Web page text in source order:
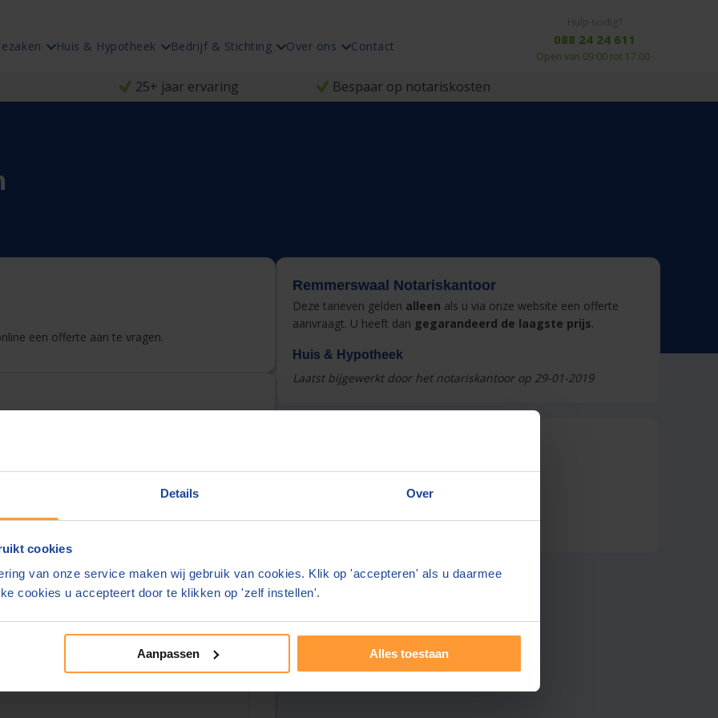
Details Over
cookies
van onze service maken wij gebruik van cookies. Klik op 'accepteren' als u daarmee
cookies u accepteert door te klikken op 'zelf instellen'.
Aanpassen Alles toestaan
Huis & Hypotheek Bedrijf & Stichting Over ons Contact 088 24 24 611
Open van 09:00 tot 17:00
25+ jaar ervaring Bespaar op notariskosten
Remmerswaal Notariskantoor
Deze tarieven gelden alleen als u via onze website een offerte
aanvraagt. U heeft dan gegarandeerd de laagste prijs.
Huis & Hypotheek
Laatst bijgewerkt door het notariskantoor op 29-01-2019
Overzicht
Reviews
een offerte aan te vragen.